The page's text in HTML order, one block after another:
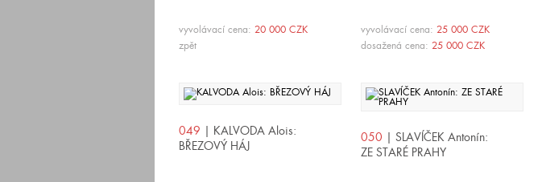
vyvolávací cena: 20 000 CZK
zpět
vyvolávací cena: 25 000 CZK
dosažená cena: 25 000 CZK
049 | KALVODA Alois:
BŘEZOVÝ HÁJ
050 | SLAVÍČEK Antonín:
ZE STARÉ PRAHY